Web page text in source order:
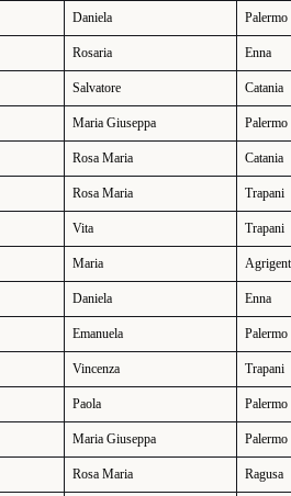
Daniela Palermo
Rosaria Enna
Salvatore Catania
Maria Giuseppa Palermo
Rosa Maria Catania
Rosa Maria Trapani
Vita Trapani
Maria
Daniela Enna
Emanuela Palermo
Vincenza Trapani
Paola Palermo
Maria Giuseppa Palermo
Rosa Maria Ragusa